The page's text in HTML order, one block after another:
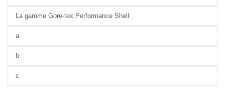
La gamme Gore-tex Performance Shell
a
b
c